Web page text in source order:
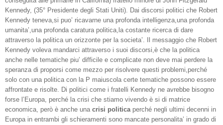
Kennedy, (35° Presidente degli Stati Uniti). Dai discorsi politici che Robert
Kennedy teneva,si puo’ ricavarne una profonda intelligenza,una profonda
umanita’,una profonda caratura politica,la costante ricerca di dare
attraverso la politica un orizzonte per la societa’. Il messaggio che Robert
Kennedy voleva mandarci attraverso i suoi discorsi,è che la politica
anche nelle tematiche piu’ difficile e complicate non deve mai perdere la
speranza di proporsi come mezzo per risolvere questi problemi,perché
solo con una politica con la P maiuscola certe tematiche possono essere
affrontate e risolte. Di politici come i fratelli Kennedy ne avrebbe bisogno
forse l’Europa, perché la crisi che stiamo vivendo è si di matrice
economica, però è anche unacrisi politicaperché negli ultimi decenni in
Europa in entrambi gli schieramenti sono mancate personalita’ in grado di